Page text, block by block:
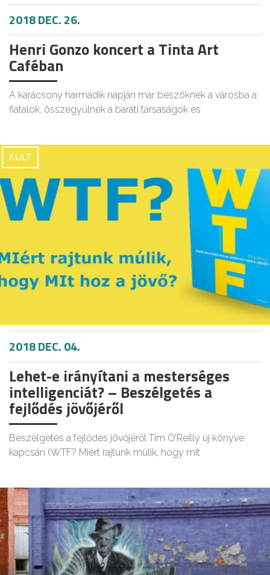
2018 DEC. 26.
Henri Gonzo koncert a Tinta Art
Caféban
A karácsony harmadik napján már beszöknek a városba a
fiatalok, összegyűlnek a baráti társaságok és
KULT
2018 DEC. 04.
Lehet-e irányítani a mesterséges
intelligenciát? – Beszélgetés a
fejlődés jövőjéről
Beszélgetés a fejlődés jövőjéről Tim O’Reilly új könyve
kapcsán (WTF? Miért rajtunk múlik, hogy mit